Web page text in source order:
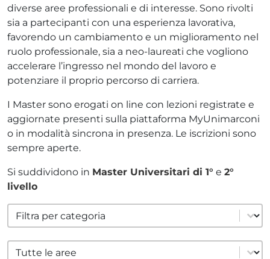
diverse aree professionali e di interesse. Sono rivolti
sia a partecipanti con una esperienza lavorativa,
favorendo un cambiamento e un miglioramento nel
ruolo professionale, sia a neo-laureati che vogliono
accelerare l’ingresso nel mondo del lavoro e
potenziare il proprio percorso di carriera.
I Master sono erogati on line con lezioni registrate e
aggiornate presenti sulla piattaforma MyUnimarconi
o in modalità sincrona in presenza. Le iscrizioni sono
sempre aperte.
Si suddividono in Master Universitari di 1° e 2°
livello
filter cat formazione
Select content
filter area
Select content